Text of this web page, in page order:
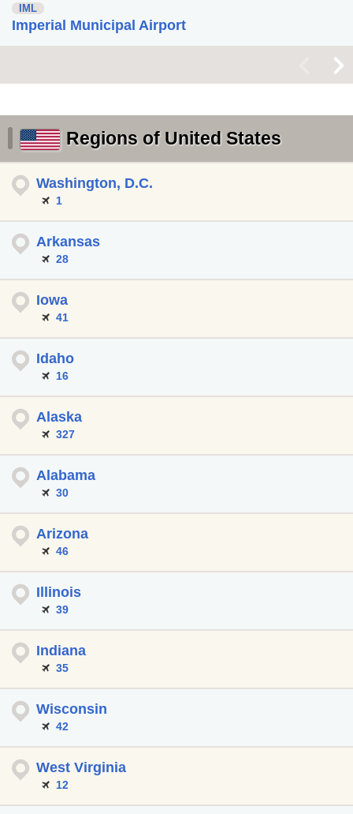
IML
Imperial Municipal Airport
Regions of United States
Washington, D.C.
1
Arkansas
28
Iowa
41
Idaho
16
Alaska
327
Alabama
30
Arizona
46
Illinois
39
Indiana
35
Wisconsin
42
West Virginia
12